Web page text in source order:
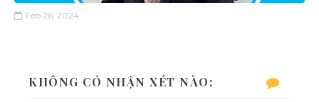
Feb 26, 2024
KHÔNG CÓ NHẬN XÉT NÀO: